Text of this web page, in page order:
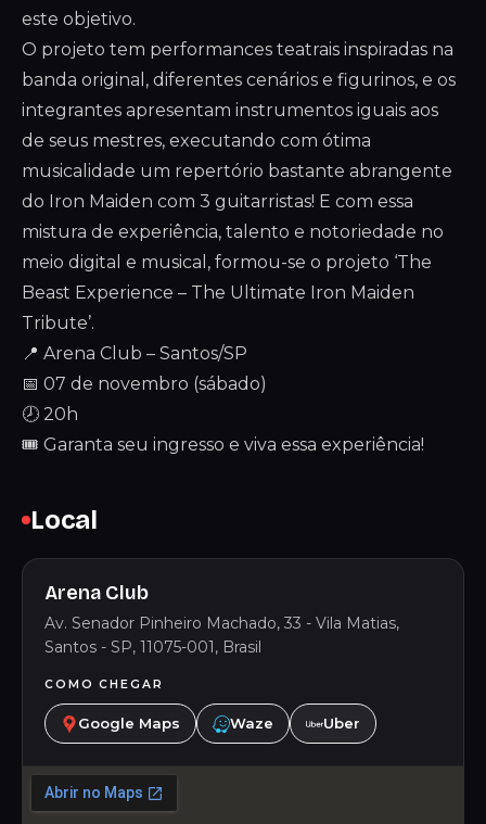
este objetivo.
O projeto tem performances teatrais inspiradas na
banda original, diferentes cenários e figurinos, e os
integrantes apresentam instrumentos iguais aos
de seus mestres, executando com ótima
musicalidade um repertório bastante abrangente
do Iron Maiden com 3 guitarristas! E com essa
mistura de experiência, talento e notoriedade no
meio digital e musical, formou-se o projeto ‘The
Beast Experience – The Ultimate Iron Maiden
Tribute’.
📍 Arena Club – Santos/SP
📅 07 de novembro (sábado)
🕗 20h
🎟 Garanta seu ingresso e viva essa experiência!
Local
Arena Club
Av. Senador Pinheiro Machado, 33 - Vila Matias,
Santos - SP, 11075-001, Brasil
COMO CHEGAR
Google Maps Waze Uber